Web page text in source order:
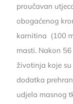
proučavan
obogaćenog
karnitina (100
masti. Nakon
životinja koje
dodatka
udjela masnog